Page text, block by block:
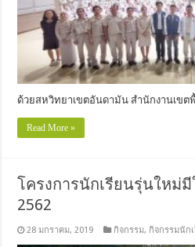
ด้วยสหวิทยาเขตอันดามัน สำนักงานเข
Read More »
โครงการนักเรียนรุ่นใหม่
2562
28 มกราคม, 2019 กิจกรรม, กิจกรรมนัก